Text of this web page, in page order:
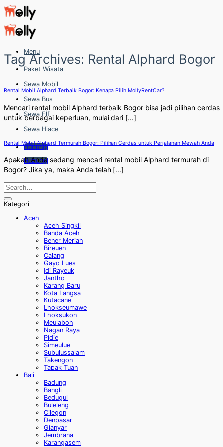
Skip
to
content
Menu
Paket Wisata
Sewa Mobil
Sewa Bus
Sewa Elf
Sewa Hiace
Hubungi
Hubungi
Tag Archives: Rental Alphard Bogor
Rental Mobil Alphard Terbaik Bogor: Kenapa Pilih MollyRentCar?
Mencari rental mobil Alphard terbaik Bogor bisa jadi pilihan cerdas
untuk berbagai keperluan, mulai dari [...]
Rental Mobil Alphard Termurah Bogor: Pilihan Cerdas untuk Perjalanan Mewah Anda
Apakah Anda sedang mencari rental mobil Alphard termurah di
Bogor? Jika ya, maka Anda telah [...]
Kategori
Aceh
Aceh Singkil
Banda Aceh
Bener Meriah
Bireuen
Calang
Gayo Lues
Idi Rayeuk
Jantho
Karang Baru
Kota Langsa
Kutacane
Lhokseumawe
Lhoksukon
Meulaboh
Nagan Raya
Pidie
Simeulue
Subulussalam
Takengon
Tapak Tuan
Bali
Badung
Bangli
Bedugul
Buleleng
Cilegon
Denpasar
Gianyar
Jembrana
Karangasem